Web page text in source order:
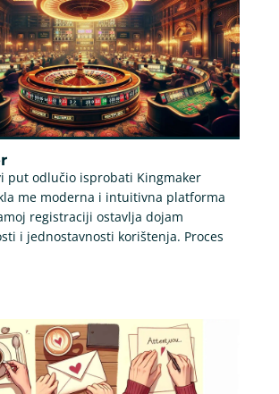
put odlučio isprobati Kingmaker
me moderna i intuitivna platforma
registraciji ostavlja dojam
i jednostavnosti korištenja. Proces